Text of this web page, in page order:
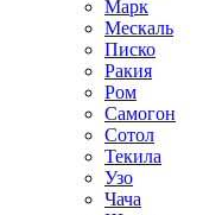
Марк
Мескаль
Писко
Ракия
Ром
Самогон
Сотол
Текила
Узо
Чача